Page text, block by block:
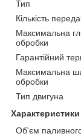
Тип
Кількість
Максимальна
обробки
Гарантійний
Максимальна
обробки
Тип двигуна
Об'єм